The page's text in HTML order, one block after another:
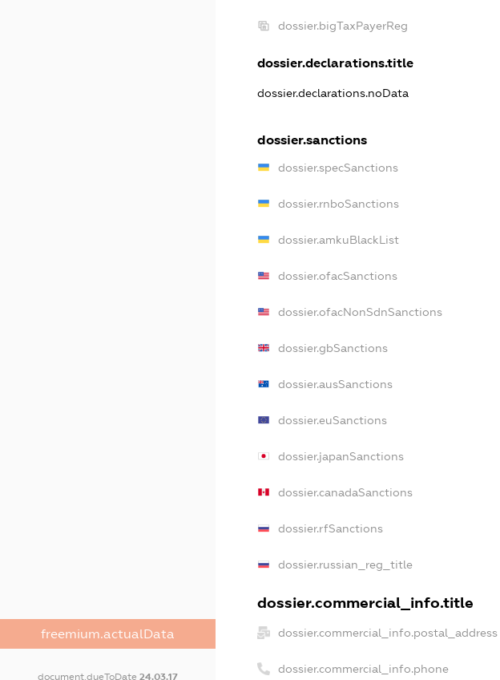
freemium.actualData
document.dueToDate 24.03.17
dossier.bigTaxPayerReg
dossier.declarations.title
dossier.declarations.noData
dossier.sanctions
dossier.specSanctions
dossier.rnboSanctions
dossier.amkuBlackList
dossier.ofacSanctions
dossier.ofacNonSdnSanctions
dossier.gbSanctions
dossier.ausSanctions
dossier.euSanctions
dossier.japanSanctions
dossier.canadaSanctions
dossier.rfSanctions
dossier.russian_reg_title
dossier.commercial_info.title
dossier.commercial_info.postal_address
dossier.commercial_info.phone